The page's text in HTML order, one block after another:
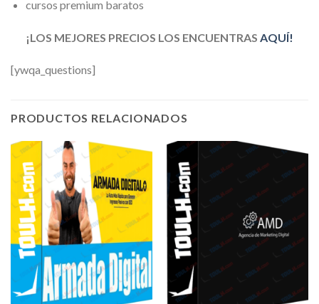
cursos premium baratos
¡LOS MEJORES PRECIOS LOS ENCUENTRAS AQUÍ!
[ywqa_questions]
PRODUCTOS RELACIONADOS